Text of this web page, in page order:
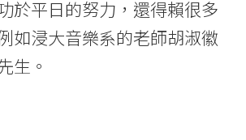
於平日的努力，還得賴很多
如浸大音樂系的老師胡淑徽
生。